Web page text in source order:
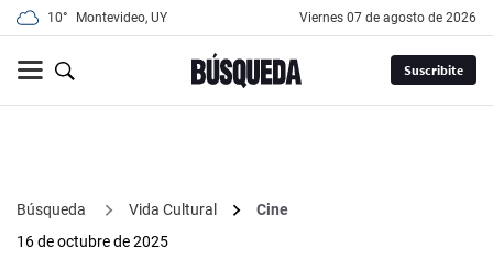
10° Montevideo, UY viernes 07 de agosto de 2026
Suscribite
Búsqueda Vida Cultural
Cine
16 de octubre de 2025